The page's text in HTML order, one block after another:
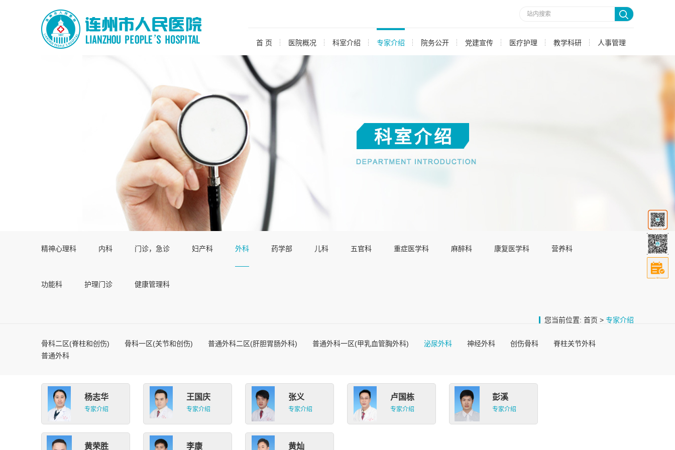
首 页 医院概况 科室介绍 专家介绍 院务公开 党建宣传 医疗护理 教学科研 人事管理
精神心理科 内科 门诊，急诊 妇产科 外科 药学部 儿科 五官科 重症医学科 麻醉科 康复医学科 营养科
功能科 护理门诊 健康管理科
您当前位置: 首页 > 专家介绍
骨科二区(脊柱和创伤) 骨科一区(关节和创伤) 普通外科二区(肝胆胃肠外科) 普通外科一区(甲乳血管胸外科) 泌尿外科 神经外科 创伤骨科
脊柱关节外科
普通外科
杨志华
专家介绍
王国庆
专家介绍
张义
专家介绍
卢国栋
专家介绍
彭溪
专家介绍
黄荣胜 李康 黄灿